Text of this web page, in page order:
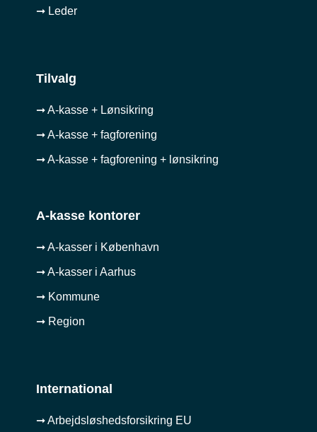
➞ Leder
Tilvalg
➞ A-kasse + Lønsikring
➞ A-kasse + fagforening
➞ A-kasse + fagforening + lønsikring
A-kasse kontorer
➞ A-kasser i København
➞ A-kasser i Aarhus
➞ Kommune
➞ Region
International
➞ Arbejdsløshedsforsikring EU